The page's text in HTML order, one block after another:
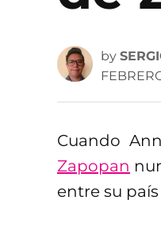
by
Cuando
Zapopan
entre su